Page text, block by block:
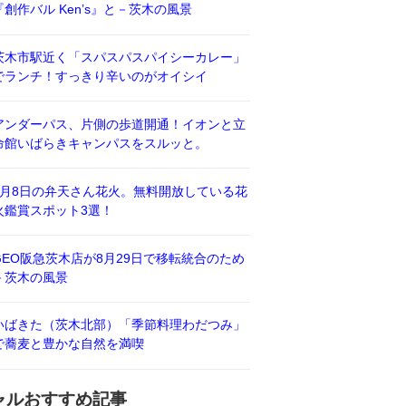
創作バル Ken’s』と－茨木の風景
木市駅近く「スパスパスパイシーカレー」
ランチ！すっきり辛いのがオイシイ
ンダーパス、片側の歩道開通！イオンと立
館いばらきキャンパスをスルッと。
8日の弁天さん花火。無料開放している花
鑑賞スポット3選！
阪急茨木店が8月29日で移転統合のため
茨木の風景
ばきた（茨木北部）「季節料理わだつみ」
蕎麦と豊かな自然を満喫
ルおすすめ記事